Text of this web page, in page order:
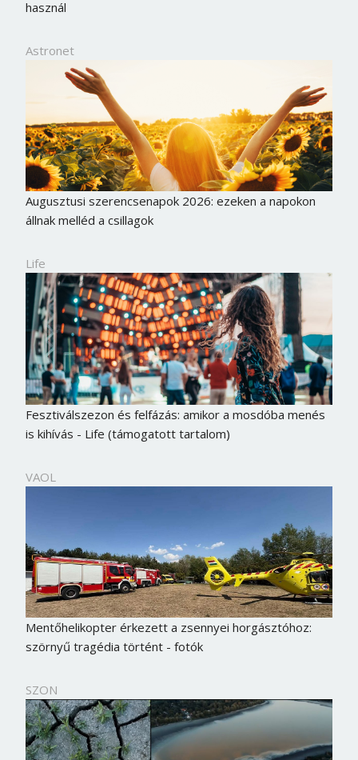
használ
Astronet
Augusztusi szerencsenapok 2026: ezeken a napokon
állnak melléd a csillagok
Life
Fesztiválszezon és felfázás: amikor a mosdóba menés
is kihívás - Life (támogatott tartalom)
VAOL
Mentőhelikopter érkezett a zsennyei horgásztóhoz:
szörnyű tragédia történt - fotók
SZON
Jelszó